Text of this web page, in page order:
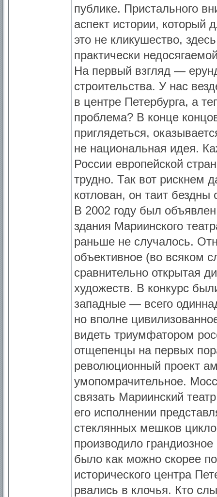
публике. Пристального
аспект истории, который
это не кликушество,
практически
На первый взгляд —
строительства. У нас
в центре Петербурга, а
проблема? В конце
приглядеться,
не национальная идея.
России европейской
трудно. Так вот рискнем
котлован, он таит
В 2002 году был объявлен
здания Мариинского
раньше не случалось.
объективное (во всяком
сравнительно открытая
художеств. В конкурс
западные — всего
но вполне
видеть триумфатором
отщепенцы на первых
революционный проект
умопомрачительное.
связать Мариинский
его исполнении
стеклянных мешков
производило
было как можно скорее
исторического центра
рвались в клочья. Кто